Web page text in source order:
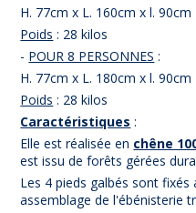
H. 77cm x L. 160cm x l. 90cm
Poids : 28 kilos
- POUR 8 PERSONNES :
H. 77cm x L. 180cm x l. 90cm
Poids : 28 kilos
Caractéristiques :
Elle est réalisée en chêne
est issu de forêts gérées
Les 4 pieds galbés sont fixés
assemblage de l'ébénisterie